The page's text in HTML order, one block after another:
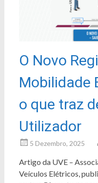
O Novo
Mobilidade
o que traz
Utilizador
5 Dezembro, 2025
Artigo da UVE –
Veículos Elétricos,